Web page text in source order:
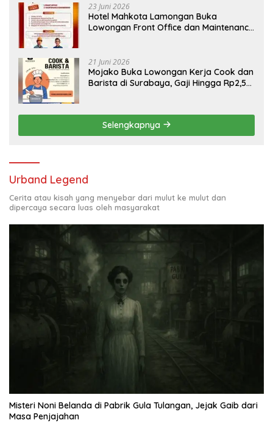
23 Juni 2026
Hotel Mahkota Lamongan Buka
Lowongan Front Office dan Maintenance
21 Juni 2026
Mojako Buka Lowongan Kerja Cook dan
Barista di Surabaya, Gaji Hingga Rp2,5
Selengkapnya
Urband Legend
Cerita atau kisah yang menyebar dari mulut ke mulut dan
dipercaya secara luas oleh masyarakat
Misteri Noni Belanda di Pabrik Gula Tulangan, Jejak Gaib dari
Masa Penjajahan